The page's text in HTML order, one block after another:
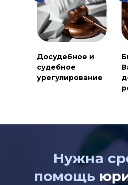
Досудебное и
судебное
урегулирование
Нужна
помощь